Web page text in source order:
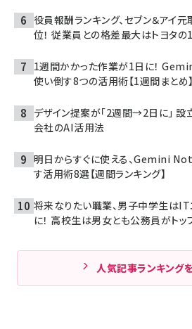
役員報酬ランキング、セブン＆アイ
位！ 従業員との格差最大はトヨタの
1週間かかった作業が1日に！
使い倒す8つの活用術【1週間まとめ】
デザイン提案が「2週間→2日に」
会社のAI活用法
明日からすぐに使える、Gemini
す活用術8選【週間ランキング】
将来なりたい職業、男子中学生は
に！ 高校生は男女とも公務員がトッ
人気記事ランキング